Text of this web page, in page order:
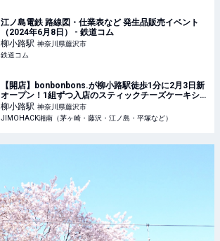
江ノ島電鉄 路線図・仕業表など 発生品販売イベント
（2024年6月8日） - 鉄道コム
柳小路駅 神奈川県藤沢市
鉄道コム
【開店】bonbonbons.が柳小路駅徒歩1分に2月3日新
オープン！1組ずつ入店のスティックチーズケーキショ
ップ | JIMOHACK湘南（茅ヶ崎・藤沢・江ノ島・平塚
など）
柳小路駅 神奈川県藤沢市
JIMOHACK湘南（茅ヶ崎・藤沢・江ノ島・平塚など）